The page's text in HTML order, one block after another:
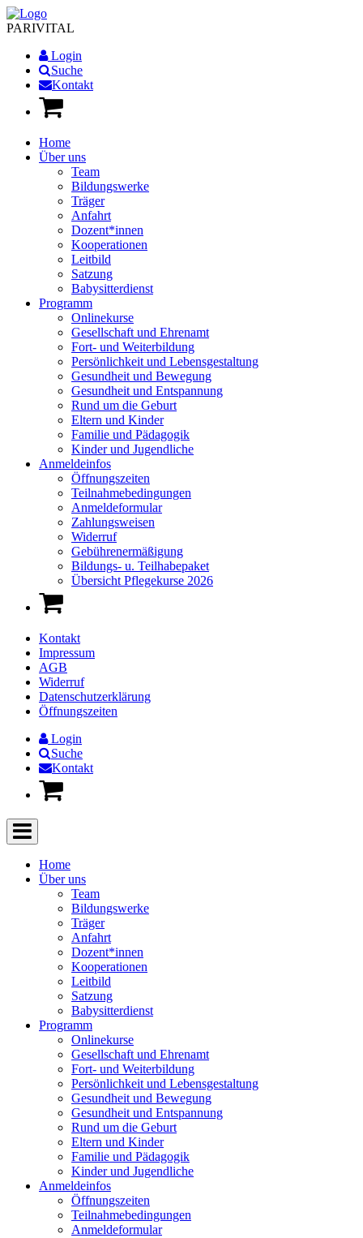
PARIVITAL
Login
Suche
Kontakt
Home
Über uns
Team
Bildungswerke
Träger
Anfahrt
Dozent*innen
Kooperationen
Leitbild
Satzung
Babysitterdienst
Programm
Onlinekurse
Gesellschaft und Ehrenamt
Fort- und Weiterbildung
Persönlichkeit und Lebensgestaltung
Gesundheit und Bewegung
Gesundheit und Entspannung
Rund um die Geburt
Eltern und Kinder
Familie und Pädagogik
Kinder und Jugendliche
Anmeldeinfos
Öffnungszeiten
Teilnahmebedingungen
Anmeldeformular
Zahlungsweisen
Widerruf
Gebührenermäßigung
Bildungs- u. Teilhabepaket
Übersicht Pflegekurse 2026
Kontakt
Impressum
AGB
Widerruf
Datenschutzerklärung
Öffnungszeiten
Login
Suche
Kontakt
Home
Über uns
Team
Bildungswerke
Träger
Anfahrt
Dozent*innen
Kooperationen
Leitbild
Satzung
Babysitterdienst
Programm
Onlinekurse
Gesellschaft und Ehrenamt
Fort- und Weiterbildung
Persönlichkeit und Lebensgestaltung
Gesundheit und Bewegung
Gesundheit und Entspannung
Rund um die Geburt
Eltern und Kinder
Familie und Pädagogik
Kinder und Jugendliche
Anmeldeinfos
Öffnungszeiten
Teilnahmebedingungen
Anmeldeformular